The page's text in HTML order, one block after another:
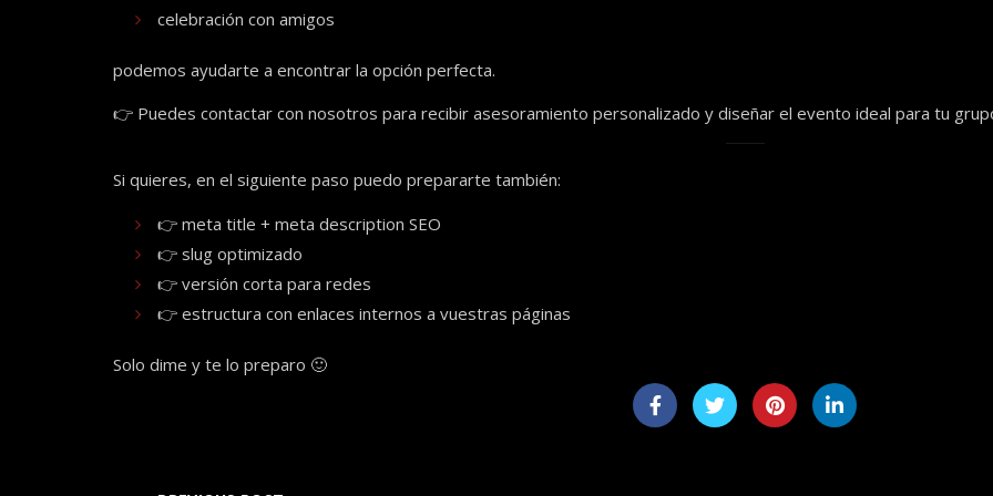
celebración con amigos
podemos ayudarte a encontrar la opción perfecta.
👉 Puedes contactar con nosotros para recibir asesoramiento personalizado y diseñar el evento ideal para tu
Si quieres, en el siguiente paso puedo prepararte también:
👉 meta title + meta description SEO
👉 slug optimizado
👉 versión corta para redes
👉 estructura con enlaces internos a vuestras páginas
Solo dime y te lo preparo 🙂